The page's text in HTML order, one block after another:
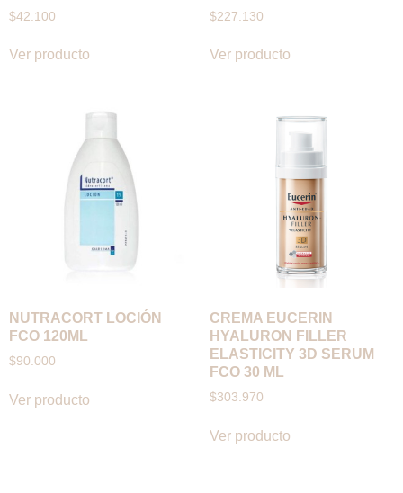
$42.100
Ver producto
$227.130
Ver producto
NUTRACORT LOCIÓN
FCO 120ML
$90.000
Ver producto
CREMA EUCERIN
HYALURON FILLER
ELASTICITY 3D SERUM
FCO 30 ML
$303.970
Ver producto